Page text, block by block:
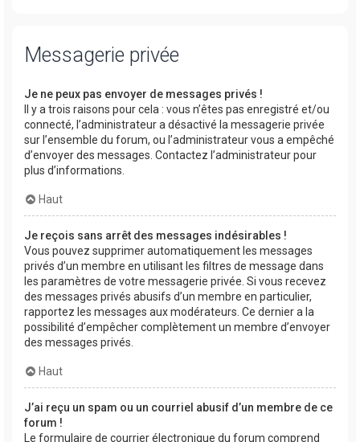
Messagerie privée
Je ne peux pas envoyer de messages privés !
Il y a trois raisons pour cela : vous n’êtes pas enregistré et/ou
connecté, l’administrateur a désactivé la messagerie privée
sur l’ensemble du forum, ou l’administrateur vous a empêché
d’envoyer des messages. Contactez l’administrateur pour
plus d’informations.
Haut
Je reçois sans arrêt des messages indésirables !
Vous pouvez supprimer automatiquement les messages
privés d’un membre en utilisant les filtres de message dans
les paramètres de votre messagerie privée. Si vous recevez
des messages privés abusifs d’un membre en particulier,
rapportez les messages aux modérateurs. Ce dernier a la
possibilité d’empêcher complètement un membre d’envoyer
des messages privés.
Haut
J’ai reçu un spam ou un courriel abusif d’un membre de ce
forum !
Le formulaire de courrier électronique du forum comprend